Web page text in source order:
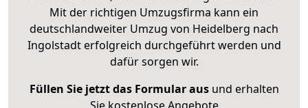
Mit der richtigen Umzugsfirma kann ein
deutschlandweiter Umzug von Heidelberg nach
Ingolstadt erfolgreich durchgeführt werden und
dafür sorgen wir.
Füllen Sie jetzt das Formular ausund erhalten